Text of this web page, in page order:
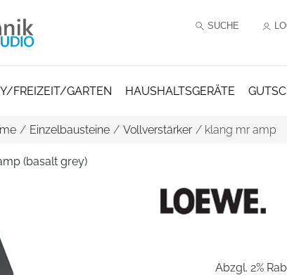
SUCHE
FREIZEIT/GARTEN HAUSHALTSGERÄTE
/ Einzelbausteine / Vollverstärker / klang mr amp
(basalt grey)
Abzgl. 2%